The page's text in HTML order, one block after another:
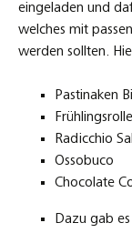
eingeladen und
welches mit
werden sollten.
Pastinaken
Radicchio
Ossobuco
Chocolate
Dazu gab